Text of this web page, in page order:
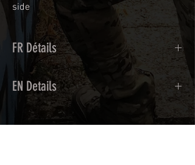
side
FR Détails
Adhésif de type polymère coulé
recouvert d'une plastification protègeant
des UV et des rayures.
Utilisé initialement pour le marquage de
EN Details
Calendred polymer adhesive covered
type with a plasticization protecting